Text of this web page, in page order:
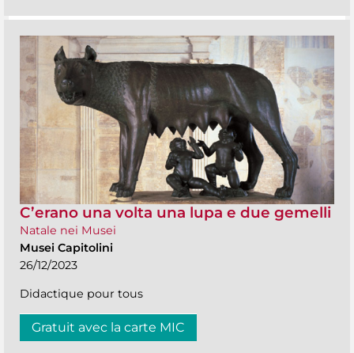
C’erano una volta una lupa e due gemelli
Natale nei Musei
Musei Capitolini
26/12/2023
Didactique pour tous
Gratuit avec la carte MIC